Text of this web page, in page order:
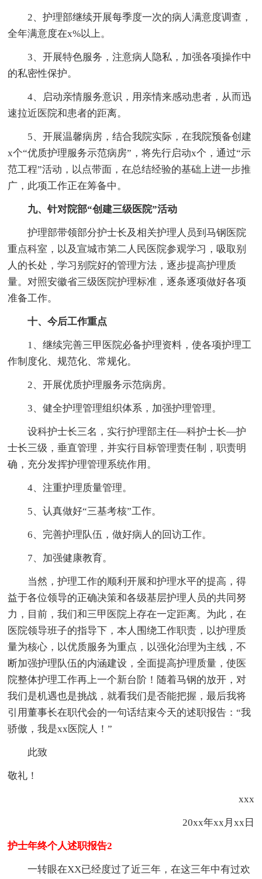
2、护理部继续开展每季度一次的病人满意度调查，
全年满意度在x%以上。
3、开展特色服务，注意病人隐私，加强各项操作中
的私密性保护。
4、启动亲情服务意识，用亲情来感动患者，从而迅
速拉近医院和患者的距离。
5、开展温馨病房，结合我院实际，在我院预备创建
x个“优质护理服务示范病房”，将先行启动x个，通过“示
范工程”活动，以点带面，在总结经验的基础上进一步推
广，此项工作正在筹备中。
九、针对院部“创建三级医院”活动
护理部带领部分护士长及相关护理人员到马钢医院
重点科室，以及宣城市第二人民医院参观学习，吸取别
人的长处，学习别院好的管理方法，逐步提高护理质
量。对照安徽省三级医院护理标准，逐条逐项做好各项
准备工作。
十、今后工作重点
1、继续完善三甲医院必备护理资料，使各项护理工
作制度化、规范化、常规化。
2、开展优质护理服务示范病房。
3、健全护理管理组织体系，加强护理管理。
设科护士长三名，实行护理部主任—科护士长—护
士长三级，垂直管理，并实行目标管理责任制，职责明
确，充分发挥护理管理系统作用。
4、注重护理质量管理。
5、认真做好“三基考核”工作。
6、完善护理队伍，做好病人的回访工作。
7、加强健康教育。
当然，护理工作的顺利开展和护理水平的提高，得
益于各位领导的正确决策和各级基层护理人员的共同努
力，目前，我们和三甲医院上存在一定距离。为此，在
医院领导班子的指导下，本人围绕工作职责，以护理质
量为核心，以优质服务为重点，以强化治理为主线，不
断加强护理队伍的内涵建设，全面提高护理质量，使医
院整体护理工作再上一个新台阶！随着马钢的放开，对
我们是机遇也是挑战，就看我们是否能把握，最后我将
引用董事长在职代会的一句话结束今天的述职报告：“我
骄傲，我是xx医院人！”
此致
敬礼！
xxx
20xx年xx月xx日
护士年终个人述职报告2
一转眼在XX已经度过了近三年，在这三年中有过欢